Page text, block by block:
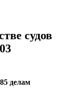
судов
делам